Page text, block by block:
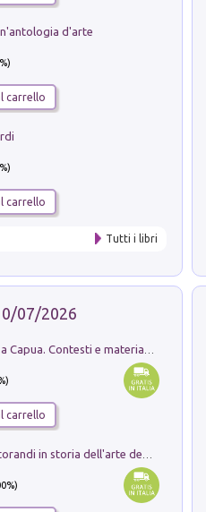
d'arte
carrello
carrello
Tutti i libri
07/2026
carrello